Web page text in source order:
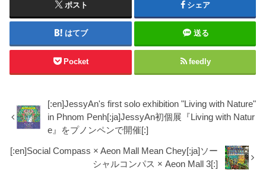
ポスト シェア
はてブ 送る
Pocket feedly
[:en]JessyAn's first solo exhibition "Living with Nature"
in Phnom Penh[:ja]JessyAn初個展『Living with Natur
e』をプノンペンで開催[:]
[:en]Social Compass × Aeon Mall Mean Chey[:ja]ソー
シャルコンパス × Aeon Mall 3[:]